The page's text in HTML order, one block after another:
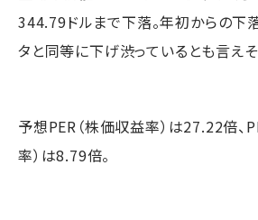
344.79ドルまで下落。年初からの下
タと同等に下げ渋っているとも言えそ
予想PER（株価収益率）は27.22倍、
率）は8.79倍。